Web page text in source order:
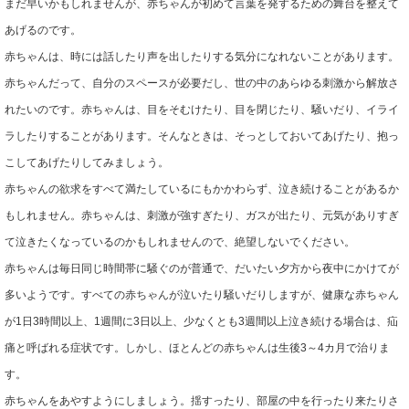
まだ早いかもしれませんが、赤ちゃんが初めて言葉を発するための舞台を整えて
あげるのです。
赤ちゃんは、時には話したり声を出したりする気分になれないことがあります。
赤ちゃんだって、自分のスペースが必要だし、世の中のあらゆる刺激から解放さ
れたいのです。赤ちゃんは、目をそむけたり、目を閉じたり、騒いだり、イライ
ラしたりすることがあります。そんなときは、そっとしておいてあげたり、抱っ
こしてあげたりしてみましょう。
赤ちゃんの欲求をすべて満たしているにもかかわらず、泣き続けることがあるか
もしれません。赤ちゃんは、刺激が強すぎたり、ガスが出たり、元気がありすぎ
て泣きたくなっているのかもしれませんので、絶望しないでください。
赤ちゃんは毎日同じ時間帯に騒ぐのが普通で、だいたい夕方から夜中にかけてが
多いようです。すべての赤ちゃんが泣いたり騒いだりしますが、健康な赤ちゃん
が1日3時間以上、1週間に3日以上、少なくとも3週間以上泣き続ける場合は、疝
痛と呼ばれる症状です。しかし、ほとんどの赤ちゃんは生後3～4カ月で治りま
す。
赤ちゃんをあやすようにしましょう。揺すったり、部屋の中を行ったり来たりさ